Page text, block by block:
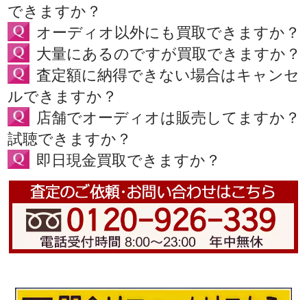
できますか？
オーディオ以外にも買取できますか？
大量にあるのですが買取できますか？
査定額に納得できない場合はキャンセ
ルできますか？
店舗でオーディオは販売してますか？
試聴できますか？
即日現金買取できますか？